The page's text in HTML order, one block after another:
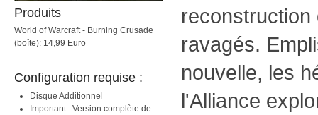
Produits
World of Warcraft - Burning Crusade
(boîte): 14,99 Euro
Configuration requise :
Disque Additionnel
Important : Version complète de
ravagés.
nouvelle, les
l'Alliance